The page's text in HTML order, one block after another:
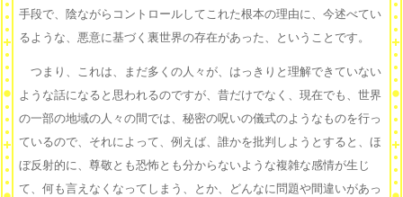
手段で、陰ながらコントロールしてこれた根本の理由に、今述べてい
るような、悪意に基づく裏世界の存在があった、ということです。
つまり、これは、まだ多くの人々が、はっきりと理解できていない
ような話になると思われるのですが、昔だけでなく、現在でも、世界
の一部の地域の人々の間では、秘密の呪いの儀式のようなものを行っ
ているので、それによって、例えば、誰かを批判しようとすると、ほ
ぼ反射的に、尊敬とも恐怖とも分からないような複雑な感情が生じ
て、何も言えなくなってしまう、とか、どんなに問題や間違いがあっ